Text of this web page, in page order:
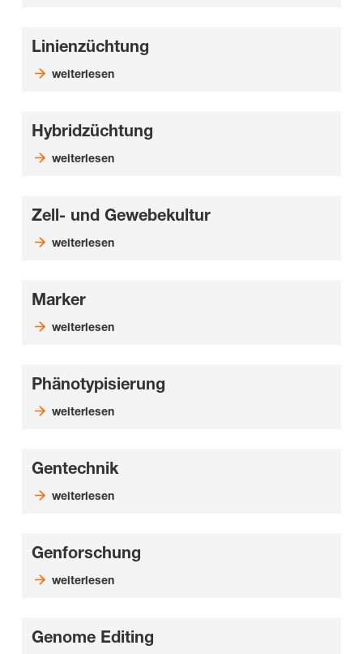
Linienzüchtung
weiterlesen
Hybridzüchtung
weiterlesen
Zell- und Gewebekultur
weiterlesen
Marker
weiterlesen
Phänotypisierung
weiterlesen
Gentechnik
weiterlesen
Genforschung
weiterlesen
Genome Editing